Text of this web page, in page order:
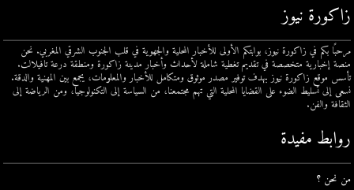
زاكورة نيوز
مرحبًا بكم في زاكورة نيوز، بوابتكم الأولى للأخبار المحلية والجهوية في قلب الجنوب الشرقي المغربي. نحن
منصة إخبارية متخصصة في تقديم تغطية شاملة لأحداث وأخبار مدينة زاكورة ومنطقة درعة تافيلالت.
تأسس موقع زاكورة نيوز بهدف توفير مصدر موثوق ومتكامل للأخبار والمعلومات، يجمع بين المهنية والدقة.
نسعى إلى تسليط الضوء على القضايا المحلية التي تهم مجتمعنا، من السياسة إلى التكنولوجيا، ومن الرياضة إلى
الثقافة والفن.
روابط مفيدة
من نحن ؟